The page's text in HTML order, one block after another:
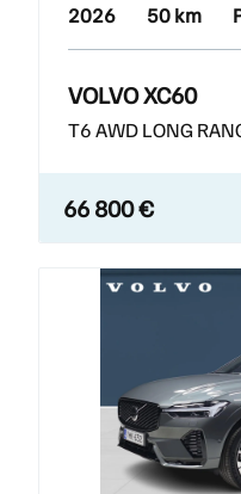
2026 50 km
VOLVO XC60
T6 AWD LONG
66 800 €